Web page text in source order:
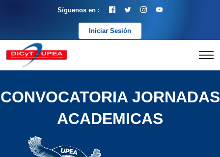
Síguenos en :
Iniciar Sesión
CONVOCATORIA JORNADAS
ACADEMICAS